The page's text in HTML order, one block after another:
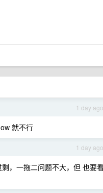
1 day ago
就不行
1 day ago
，一拖二问题不大，但 也要